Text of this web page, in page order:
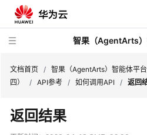
智果（AgentArts
最
新
动
文档首页 / 智果（AgentArts）智能体平
四）
/ API参考 / 如何调用API / 返回
返回结果